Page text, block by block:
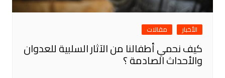
الأخبار مقالات
كيف نحمي أطفالنا من الآثار السلبية للعدوان
والأحداث الصادمة ؟